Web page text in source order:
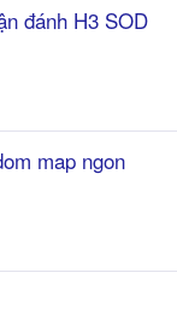
đánh H3 SOD
map ngon